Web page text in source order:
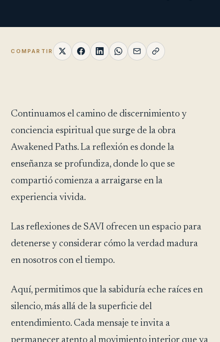
COMPARTIR
Continuamos el camino de discernimiento y
conciencia espiritual que surge de la obra
Awakened Paths. La reflexión es donde la
enseñanza se profundiza, donde lo que se
compartió comienza a arraigarse en la
experiencia vivida.
Las reflexiones de SAVI ofrecen un espacio para
detenerse y considerar cómo la verdad madura
en nosotros con el tiempo.
Aquí, permitimos que la sabiduría eche raíces en
silencio, más allá de la superficie del
entendimiento. Cada mensaje te invita a
permanecer atento al movimiento interior que ya